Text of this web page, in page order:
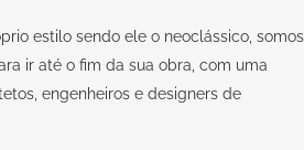
estilo sendo ele o neoclássico, somos
ir até o fim da sua obra, com uma
engenheiros e designers de